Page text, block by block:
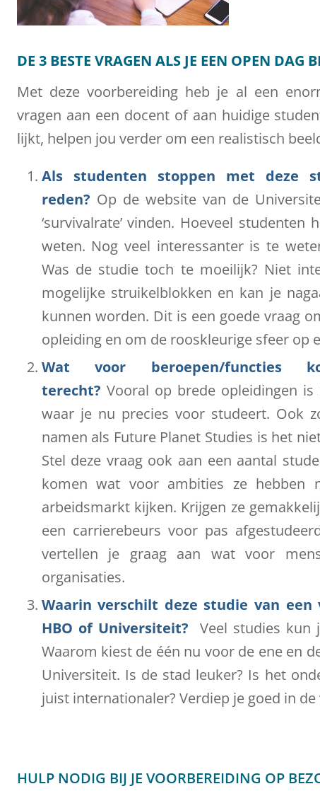
DE 3 BESTE VRAGEN ALS JE EEN OPEN DAG
Met deze voorbereiding heb je al een
vragen aan een docent of aan huidige
lijkt, helpen jou verder om een realistisch
Als studenten stoppen met deze
reden? Op de website van de
‘survivalrate’ vinden. Hoeveel
weten. Nog veel interessanter is te
Was de studie toch te moeilijk? Niet
mogelijke struikelblokken en kan je
kunnen worden. Dit is een goede vraag
opleiding en om de rooskleurige sfeer op
Wat voor beroepen/functies
terecht? Vooral op brede opleidingen
waar je nu precies voor studeert. Ook
namen als Future Planet Studies is het
Stel deze vraag ook aan een aantal
komen wat voor ambities ze
arbeidsmarkt kijken. Krijgen ze
een carrierebeurs voor pas
vertellen je graag aan wat voor
organisaties.
Waarin verschilt deze studie van
HBO of Universiteit? Veel studies kun
Waarom kiest de één nu voor de ene en
Universiteit. Is de stad leuker? Is het
juist internationaler? Verdiep je goed in
HULP NODIG BIJ JE VOORBEREIDING OP